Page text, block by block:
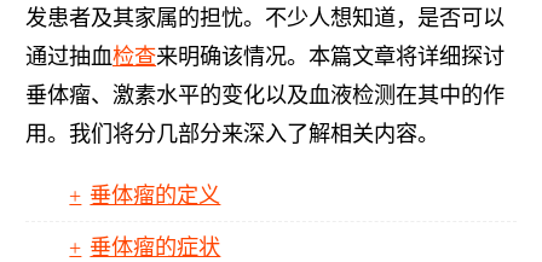
发患者及其家属的担忧。不少人想知道，是否可以
通过抽血检查来明确该情况。本篇文章将详细探讨
垂体瘤、激素水平的变化以及血液检测在其中的作
用。我们将分几部分来深入了解相关内容。
垂体瘤的定义
垂体瘤的症状